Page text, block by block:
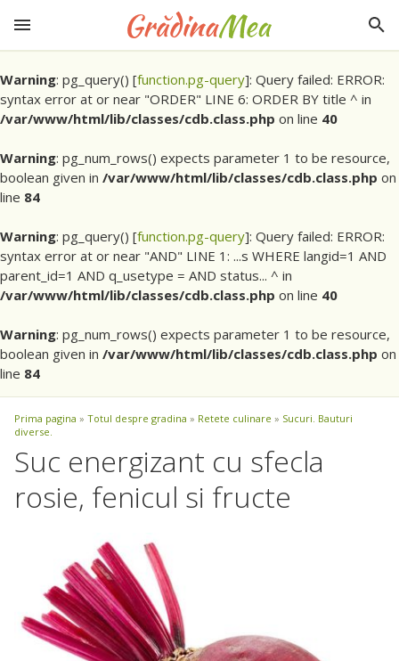
Warning: pg_query() [function.pg-query]: Query failed: ERROR:
syntax error at or near "ORDER" LINE 6: ORDER BY title ^ in
/var/www/html/lib/classes/cdb.class.php on line 40
Warning: pg_num_rows() expects parameter 1 to be resource,
boolean given in /var/www/html/lib/classes/cdb.class.php on
line 84
Warning: pg_query() [function.pg-query]: Query failed: ERROR:
syntax error at or near "AND" LINE 1: ...s WHERE langid=1 AND
parent_id=1 AND q_usetype = AND status... ^ in
/var/www/html/lib/classes/cdb.class.php on line 40
Warning: pg_num_rows() expects parameter 1 to be resource,
boolean given in /var/www/html/lib/classes/cdb.class.php on
line 84
Prima pagina » Totul despre gradina » Retete culinare » Sucuri. Bauturi
diverse.
Suc energizant cu sfecla
rosie, fenicul si fructe